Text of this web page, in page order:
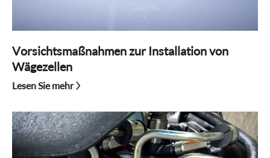
Vorsichtsmaßnahmen zur Installation von
Wägezellen
Lesen Sie mehr